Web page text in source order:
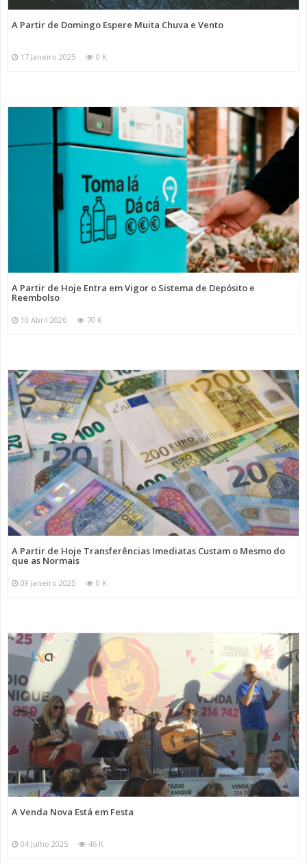
A Partir de Domingo Espere Muita Chuva e Vento
17 Janeiro 2025 0 K
A Partir de Hoje Entra em Vigor o Sistema de Depósito e
Reembolso
10 Abril 2026 70 K
A Partir de Hoje Transferências Imediatas Custam o Mesmo do
que as Normais
09 Janeiro 2025 0 K
A Venda Nova Está em Festa
04 Julho 2025 46 K